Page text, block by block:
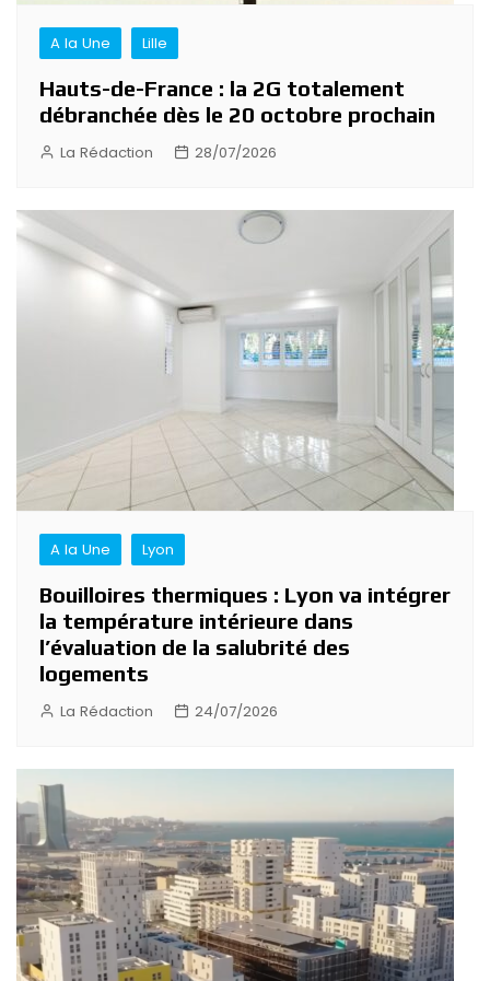
A la Une Lille
Hauts-de-France : la 2G totalement
débranchée dès le 20 octobre prochain
La Rédaction 28/07/2026
A la Une Lyon
Bouilloires thermiques : Lyon va intégrer
la température intérieure dans
l’évaluation de la salubrité des
logements
La Rédaction 24/07/2026